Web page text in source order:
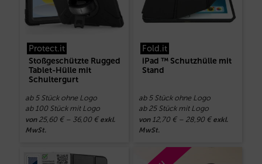
Protect.it
Stoßgeschützte Rugged
Tablet-Hülle mit
Schultergurt
ab 5 Stück ohne Logo
ab 100 Stück mit Logo
von 25,60 € – 36,00 €exkl.
MwSt.
Fold.it
iPad ™ Schutzhülle mit
Stand
ab 5 Stück ohne Logo
ab 25 Stück mit Logo
von 12,70 € – 28,90 €exkl.
MwSt.